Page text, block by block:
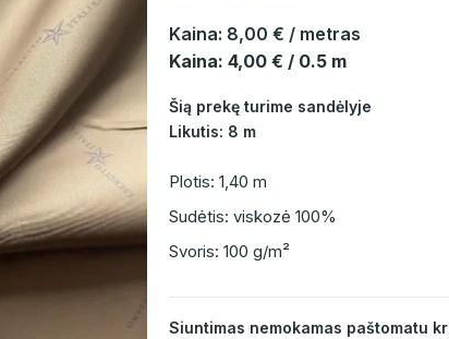
Kaina: 8,00 € / metras
Kaina: 4,00 € / 0.5 m
Šią prekę turime sandėlyje
Likutis: 8 m
Plotis: 1,40 m
Sudėtis: viskozė 100%
Svoris: 100 g/m²
Siuntimas nemokamas paštomatu